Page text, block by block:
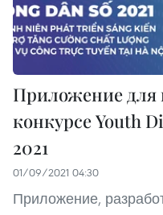
Приложение для
конкурсе Youth
2021
01/09/2021 04:30
Приложение,